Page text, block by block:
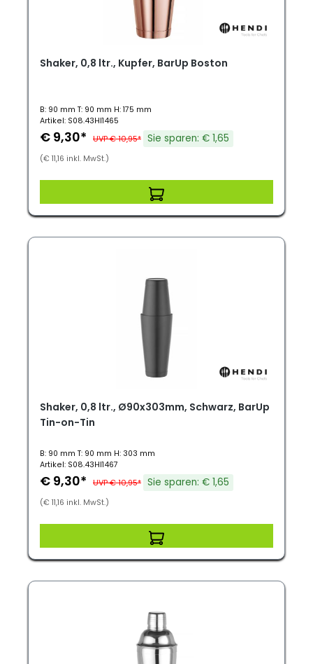
Shaker, 0,8 ltr., Kupfer, BarUp Boston
B: 90 mm T: 90 mm H: 175 mm
Artikel: S08.43HI1465
€ 9,30* UVP € 10,95* Sie sparen: € 1,65
(€ 11,16 inkl. MwSt.)
Shaker, 0,8 ltr., Ø90x303mm, Schwarz, BarUp
Tin-on-Tin
B: 90 mm T: 90 mm H: 303 mm
Artikel: S08.43HI1467
€ 9,30* UVP € 10,95* Sie sparen: € 1,65
(€ 11,16 inkl. MwSt.)